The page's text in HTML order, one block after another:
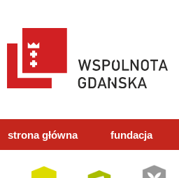
strona główna fundacja